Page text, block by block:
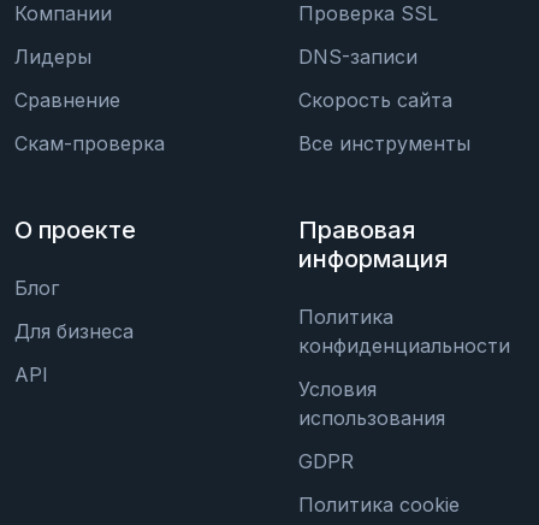
Компании
Лидеры
Сравнение
Скам-проверка
Проверка SSL
DNS-записи
Скорость сайта
Все инструменты
О проекте
Блог
Для бизнеса
API
Правовая
информация
Политика
конфиденциальности
Условия
использования
GDPR
Политика cookie